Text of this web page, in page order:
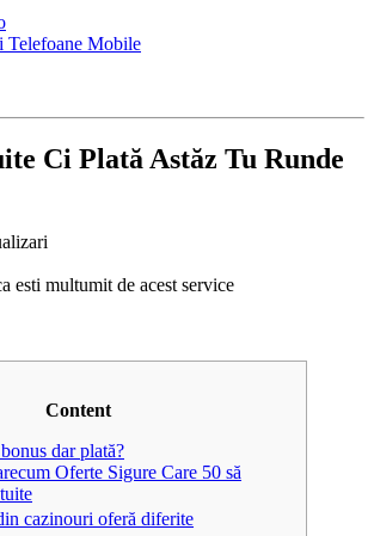
Telefoane Mobile
Ci Plată Astăz Tu Runde
esti multumit de acest service
Content
dar plată?
Oferte Sigure Care 50 să
cazinouri oferă diferite